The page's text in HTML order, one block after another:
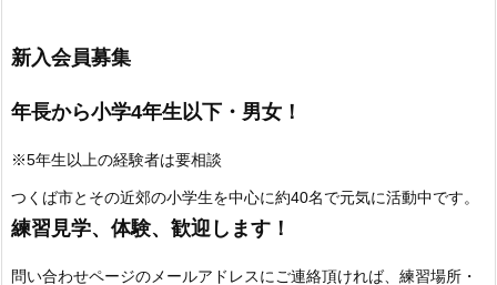
新入会員募集
年長から小学4年生以下・男女！
※5年生以上の経験者は要相談
つくば市とその近郊の小学生を中心に約40名で元気に活動中です。
練習見学、体験、歓迎します！
問い合わせページのメールアドレスにご連絡頂ければ、練習場所・